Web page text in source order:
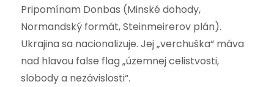
Pripomínam Donbas (Minské dohody,
Normandský formát, Steinmeirerov plán).
Ukrajina sa nacionalizuje. Jej „verchuška“ máva
nad hlavou false flag „územnej celistvosti,
slobody a nezávislosti“.